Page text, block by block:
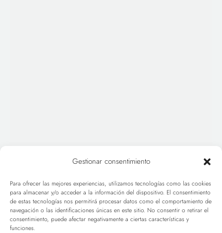
Gestionar consentimiento
Para ofrecer las mejores experiencias, utilizamos tecnologías como las cookies
para almacenar y/o acceder a la información del dispositivo. El consentimiento
de estas tecnologías nos permitirá procesar datos como el comportamiento de
navegación o las identificaciones únicas en este sitio. No consentir o retirar el
consentimiento, puede afectar negativamente a ciertas características y
funciones.